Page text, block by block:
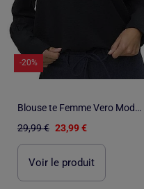
-20%
Blouse te Femme Vero Moda Mesme
29,99 € 23,99 €
Voir le produit